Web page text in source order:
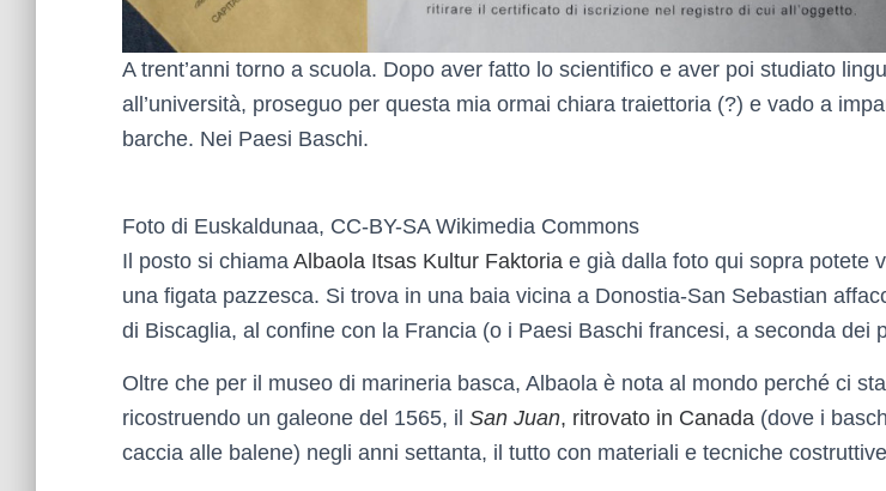
A trent’anni torno a scuola. Dopo aver fatto lo scientifico e aver poi studiato
all’università, proseguo per questa mia ormai chiara traiettoria (?) e vado a
barche. Nei Paesi Baschi.
Foto di Euskaldunaa, CC-BY-SA Wikimedia Commons
Il posto si chiama Albaola Itsas Kultur Faktoria e già dalla foto qui sopra potete
una figata pazzesca. Si trova in una baia vicina a Donostia-San Sebastian
di Biscaglia, al confine con la Francia (o i Paesi Baschi francesi, a seconda dei
Oltre che per il museo di marineria basca, Albaola è nota al mondo perché ci
ricostruendo un galeone del 1565, il San Juan, ritrovato in Canada (dove i
caccia alle balene) negli anni settanta, il tutto con materiali e tecniche